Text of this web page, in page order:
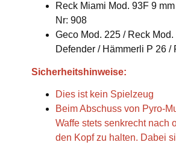
Reck Miami Mod. 93F 9
Nr: 908
Geco Mod. 225 / Reck
Defender / Hämmerli P 26 /
Sicherheitshinweise:
Dies ist kein Spielzeug
Beim Abschuss von Pyro-
Waffe stets senkrecht nach
den Kopf zu halten. Dabei